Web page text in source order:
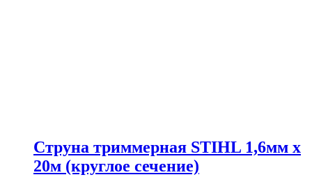
Струна триммерная STIHL 1,6мм х
20м (круглое сечение)